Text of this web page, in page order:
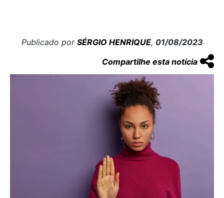
Publicado por SÉRGIO HENRIQUE, 01/08/2023
Compartilhe esta notícia